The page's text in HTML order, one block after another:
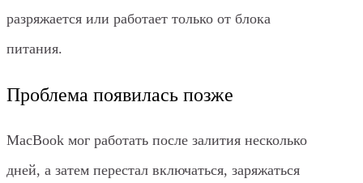
разряжается или работает только от блока
питания.
Проблема появилась позже
MacBook мог работать после залития несколько
дней, а затем перестал включаться, заряжаться